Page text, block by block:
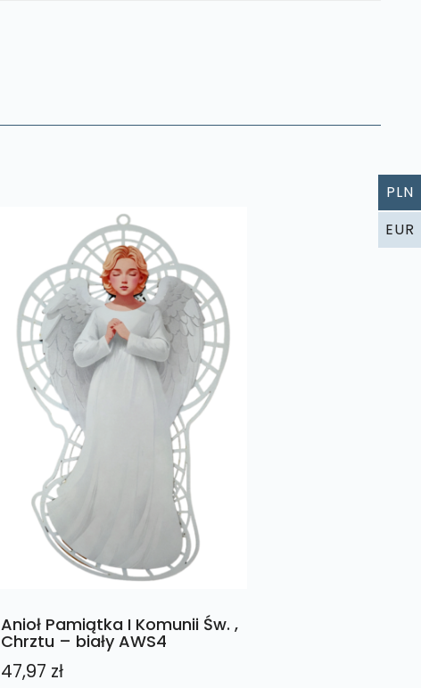
Anioł Pamiątka I Komunii Św. ,
Chrztu – biały AWS4
47,97 zł
PLN
EUR